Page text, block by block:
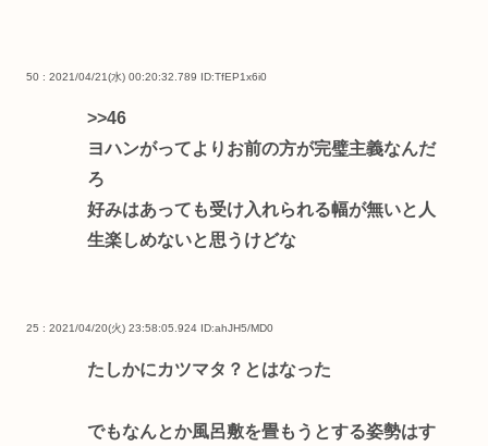
50 : 2021/04/21(水) 00:20:32.789 ID:TfEP1x6i0
>>46
ヨハンがってよりお前の方が完璧主義なんだ
ろ
好みはあっても受け入れられる幅が無いと人
生楽しめないと思うけどな
25 : 2021/04/20(火) 23:58:05.924 ID:ahJH5/MD0
たしかにカツマタ？とはなった
でもなんとか風呂敷を畳もうとする姿勢はす